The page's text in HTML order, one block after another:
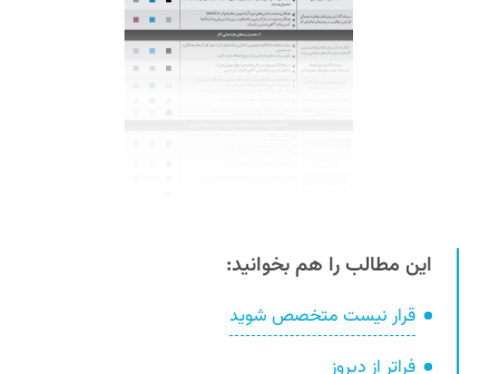
این مطالب را هم بخوانید:
قرار نیست متخصص شوید
فراتر از دیروز